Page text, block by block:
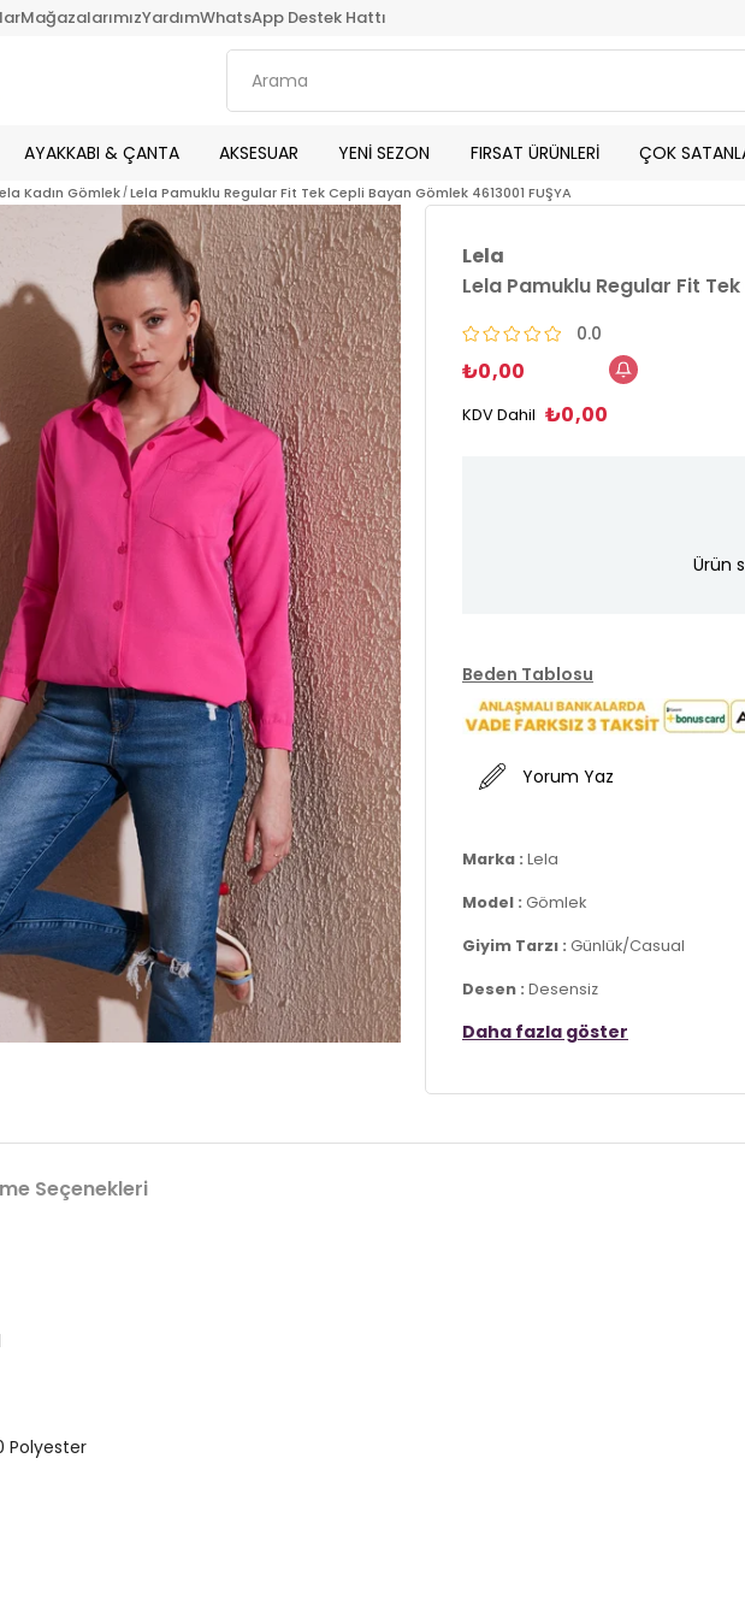
MağazalarımızYardımWhatsApp Destek Hattı
AYAKKABI & ÇANTA AKSESUAR YENİ SEZON FIRSAT ÜRÜNLERİ ÇOK
Kadın Gömlek Lela Pamuklu Regular Fit Tek Cepli Bayan Gömlek 4613001 FUŞYA
Lela
Lela Pamuklu Regular Fit
0.0
₺0,00
KDV Dahil ₺0,00
Ürün
Beden Tablosu
Yorum Yaz
Marka : Lela
Model : Gömlek
Giyim Tarzı : Günlük/Casual
Desen : Desensiz
Materyal :% 60 Pamuk % 40
Daha fazla göster
Seçenekleri
Polyester